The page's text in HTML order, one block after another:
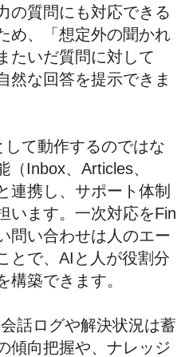
の質問にも対応できる
め、「想定外の聞かれ
たいだ質問に対して
然な回答を提示できま
て動作するのではな
（Inbox、Articles、
連携し、サポート体制
います。一次対応をFin
問い合わせは人のエー
とで、AIと人が役割分
構築できます。
話ログや解決状況は蓄
傾向把握や、ナレッジ